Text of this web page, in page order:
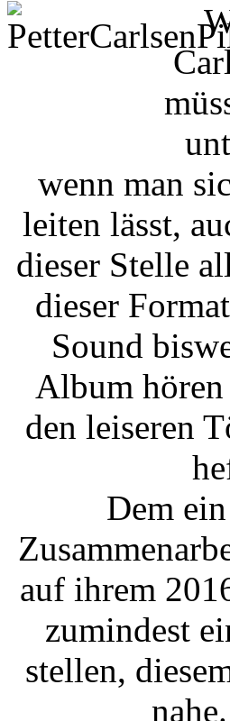
wenn man
leiten lässt,
dieser Stelle
dieser
Sound
Album
den leiseren
Dem
auf ihrem
zumindest
stellen,